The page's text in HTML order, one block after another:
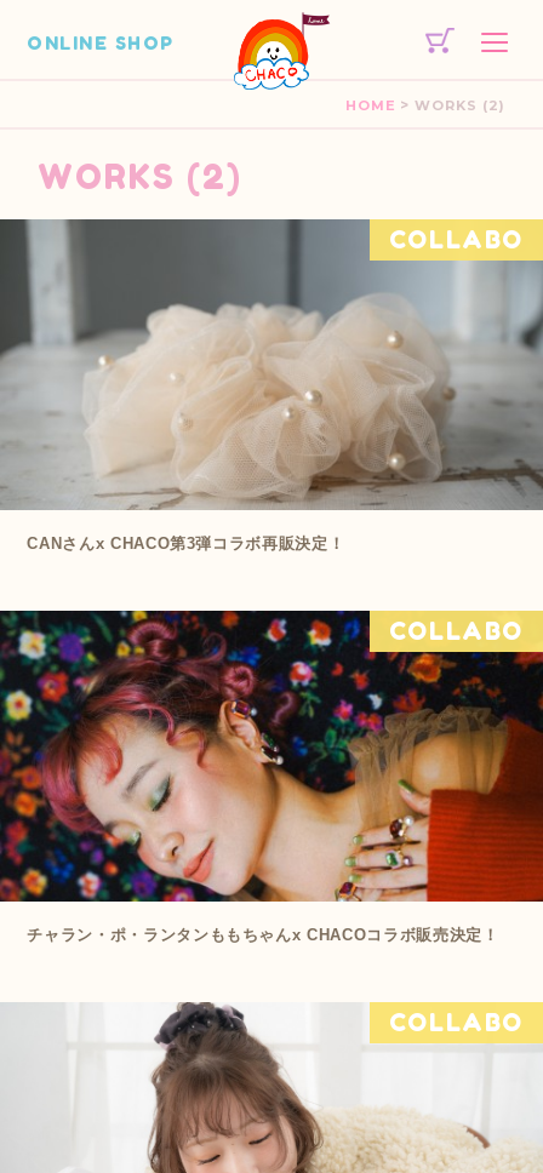
ONLINE SHOP
HOME > WORKS (2)
WORKS (2)
COLLABO
CANさんx CHACO第3弾コラボ再販決定！
COLLABO
チャラン・ポ・ランタンももちゃんx CHACOコラボ販売決定！
COLLABO